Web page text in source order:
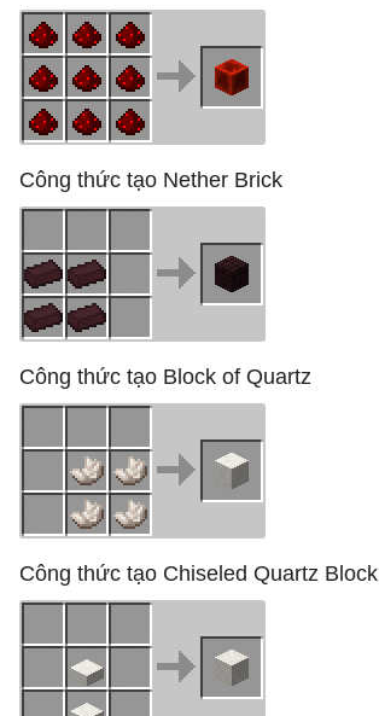
Công thức tạo Nether Brick
Công thức tạo Block of Quartz
Công thức tạo Chiseled Quartz Block